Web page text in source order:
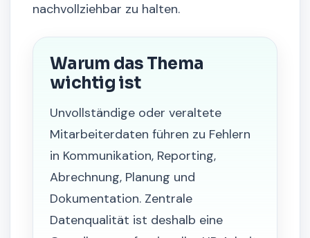
nachvollziehbar zu halten.
Warum das Thema
wichtig ist
Unvollständige oder veraltete
Mitarbeiterdaten führen zu Fehlern
in Kommunikation, Reporting,
Abrechnung, Planung und
Dokumentation. Zentrale
Datenqualität ist deshalb eine